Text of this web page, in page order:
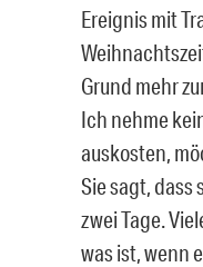
Ereignis mit
Grund mehr
Ich nehme
auskosten,
Sie sagt, dass
zwei Tage.
was ist, wenn